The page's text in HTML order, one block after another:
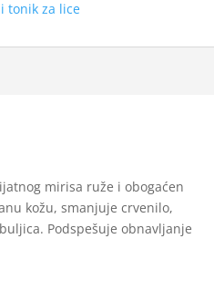
tonik za lice
mirisa ruže i obogaćen
kožu, smanjuje crvenilo,
Podspešuje obnavljanje